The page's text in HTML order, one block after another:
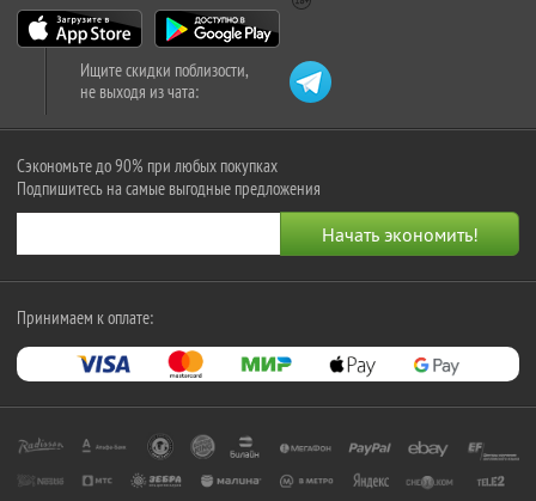
Ищите скидки поблизости,
не выходя из чата:
Сэкономьте до 90% при любых покупках
Подпишитесь на самые выгодные предложения
Принимаем к оплате: